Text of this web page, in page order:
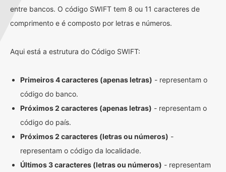
entre bancos. O código SWIFT tem 8 ou 11 caracteres de
comprimento e é composto por letras e números.
Aqui está a estrutura do Código SWIFT:
Primeiros 4 caracteres (apenas letras) - representam o
código do banco.
Próximos 2 caracteres (apenas letras) - representam o
código do país.
Próximos 2 caracteres (letras ou números) -
representam o código da localidade.
Últimos 3 caracteres (letras ou números) - representam